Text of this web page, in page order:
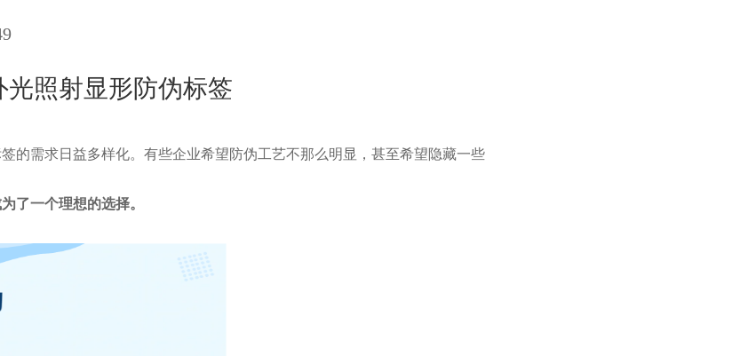
照射显形防伪标签
的需求日益多样化。有些企业希望防伪工艺不那么明显，甚至希望隐藏一些
了一个理想的选择。